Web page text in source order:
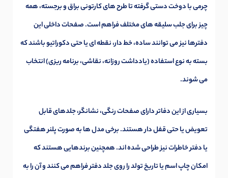
چرمی با دوخت دستی گرفته تا طرح های کارتونی براق و برجسته، همه
چیز برای جلب سلیقه های مختلف فراهم است. صفحات داخلی این
دفترها نیز می توانند ساده، خط دار، نقطه ای یا حتی دکوراتیو باشند که
بسته به نوع استفاده (یادداشت روزانه، نقاشی، برنامه ریزی) انتخاب
می شوند.
بسیاری از این دفاتر دارای صفحات رنگی، نشانگر، جلدهای قابل
تعویض یا حتی قفل دار هستند. برخی مدل ها به صورت پلنر هفتگی
یا دفتر خاطرات نیز طراحی شده اند. همچنین برندهایی هستند که
امکان چاپ اسم یا تاریخ تولد را روی جلد دفتر فراهم می کنند و آن را به